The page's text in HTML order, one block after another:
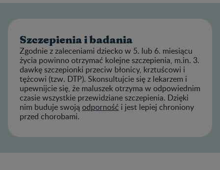
Szczepienia i badania
Zgodnie z zaleceniami dziecko w 5. lub 6. miesiącu
życia powinno otrzymać kolejne szczepienia, m.in. 3.
dawkę szczepionki przeciw błonicy, krztuścowi i
tężcowi (tzw. DTP). Skonsultujcie się z lekarzem i
upewnijcie się, że maluszek otrzyma w odpowiednim
czasie wszystkie przewidziane szczepienia. Dzięki
nim buduje swoją odporność i jest lepiej chroniony
przed chorobami.